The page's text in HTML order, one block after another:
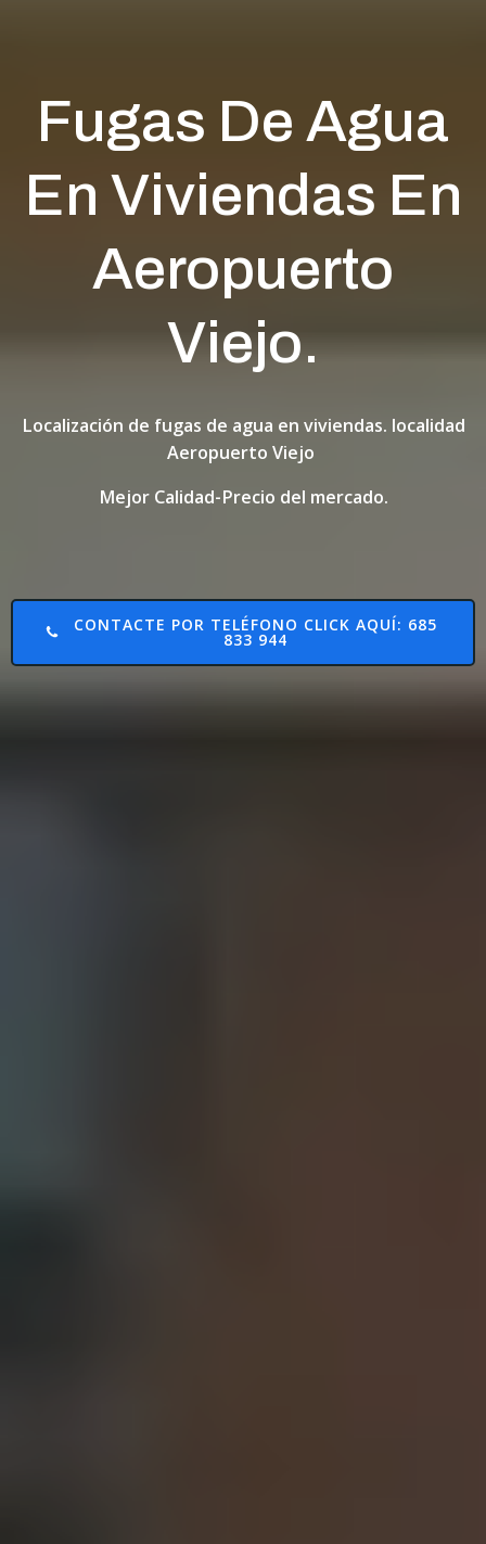
Fugas De Agua
En Viviendas En
Aeropuerto
Viejo.
Localización de fugas de agua en viviendas. localidad
Aeropuerto Viejo
Mejor Calidad-Precio del mercado.
CONTACTE POR TELÉFONO CLICK AQUÍ: 685
833 944